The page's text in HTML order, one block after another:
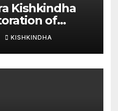
Kishkindha
of
New
of the
KISHKINDHA